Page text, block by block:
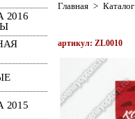
Главная > Каталог
артикул: ZL0010